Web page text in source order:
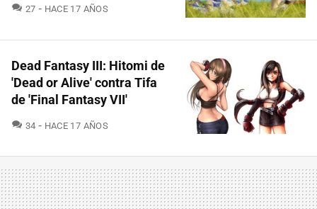
27 COMENTARIOS
HACE 17 AÑOS
Dead Fantasy III: Hitomi de
'Dead or Alive' contra Tifa
de 'Final Fantasy VII'
34 COMENTARIOS
HACE 17 AÑOS